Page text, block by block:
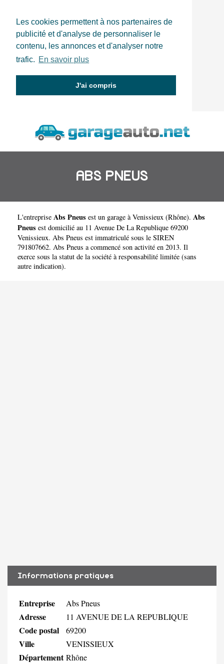
Les cookies permettent à nos partenaires de
publicité et d'analyse de personnaliser le
contenu, les annonces et d'analyser notre
trafic. En savoir plus
J'ai compris
ABS PNEUS
L'entreprise Abs Pneus est un garage à Venissieux (Rhône). Abs
Pneus est domicilié au 11 Avenue De La Republique 69200
Venissieux. Abs Pneus est immatriculé sous le SIREN
791807662. Abs Pneus a commencé son activité en 2013. Il
exerce sous la statut de la société à responsabilité limitée (sans
autre indication).
Informations pratiques
Entreprise Abs Pneus
Adresse 11 AVENUE DE LA REPUBLIQUE
Code postal 69200
Ville VENISSIEUX
Département Rhône